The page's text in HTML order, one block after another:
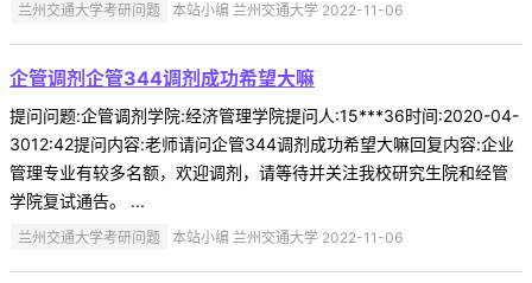
兰州交通大学考研问题 本站小编 兰州交通大学 2022-11-06
企管调剂企管344调剂成功希望大嘛
提问问题:企管调剂学院:经济管理学院提问人:15***36时间:2020-04-
3012:42提问内容:老师请问企管344调剂成功希望大嘛回复内容:企业
管理专业有较多名额，欢迎调剂，请等待并关注我校研究生院和经管
学院复试通告。 ...
兰州交通大学考研问题 本站小编 兰州交通大学 2022-11-06